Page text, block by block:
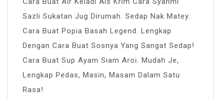
Sazli Sukatan Jug Dirumah. Sedap Nak Matey.
Cara Buat Popia Basah Legend. Lengkap
Dengan Cara Buat Sosnya Yang Sangat Sedap!
Cara Buat Sup Ayam Siam Aroi. Mudah Je,
Lengkap Pedas, Masin, Masam Dalam Satu
Rasa!